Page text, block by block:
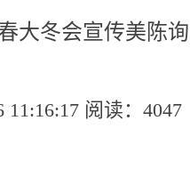
大冬会宣传美陈
11:16:17 阅读：4047